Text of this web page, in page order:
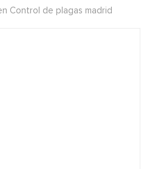
Control de plagas madrid